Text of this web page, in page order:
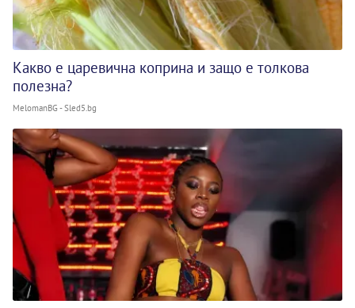
Какво е царевична коприна и защо е толкова
полезна?
MelomanBG - Sled5.bg